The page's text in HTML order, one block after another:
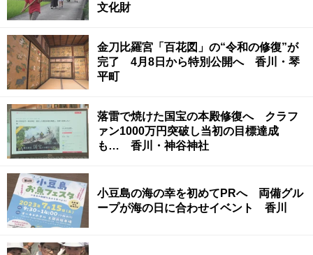
文化財
金刀比羅宮「百花図」の“令和の修復”が
完了 4月8日から特別公開へ 香川・琴
平町
落雷で焼けた国宝の本殿修復へ クラフ
ァン1000万円突破し当初の目標達成
も… 香川・神谷神社
小豆島の海の幸を初めてPRへ 両備グル
ープが海の日に合わせイベント 香川